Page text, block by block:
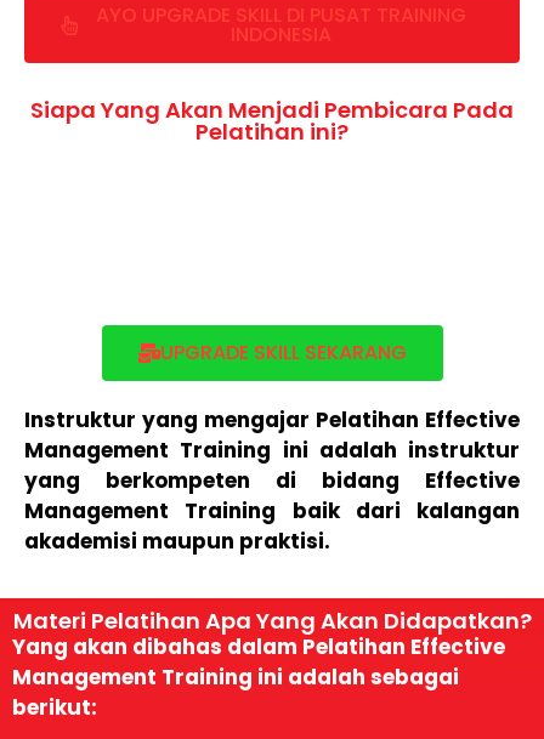
AYO UPGRADE SKILL DI PUSAT TRAINING
INDONESIA
Siapa Yang Akan Menjadi Pembicara Pada
Pelatihan ini?
UPGRADE SKILL SEKARANG
Instruktur yang mengajar Pelatihan Effective
Management Training ini adalah instruktur
yang berkompeten di bidang Effective
Management Training baik dari kalangan
akademisi maupun praktisi.
Materi Pelatihan Apa Yang Akan Didapatkan?
Yang akan dibahas dalam Pelatihan Effective
Management Training ini adalah sebagai
berikut: